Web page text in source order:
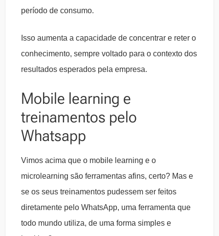
período de consumo.
Isso aumenta a capacidade de concentrar e reter o
conhecimento, sempre voltado para o contexto dos
resultados esperados pela empresa.
Mobile learning e
treinamentos pelo
Whatsapp
Vimos acima que o mobile learning e o
microlearning são ferramentas afins, certo? Mas e
se os seus treinamentos pudessem ser feitos
diretamente pelo WhatsApp, uma ferramenta que
todo mundo utiliza, de uma forma simples e